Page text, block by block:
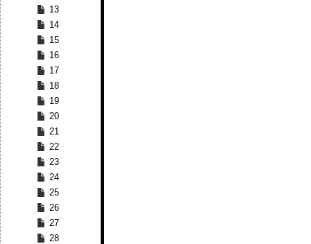
13
14
15
16
17
18
19
20
21
22
23
24
25
26
27
28